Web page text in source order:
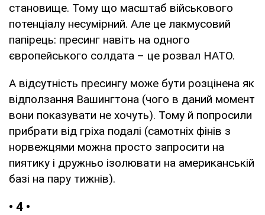
становище. Тому що масштаб військового
потенціалу несумірний. Але це лакмусовий
папірець: пресинг навіть на одного
європейського солдата – це розвал НАТО.
А відсутність пресингу може бути розцінена як
відползання Вашингтона (чого в даний момент
вони показувати не хочуть). Тому й попросили
прибрати від гріха подалі (самотніх фінів з
норвежцями можна просто запросити на
пиятику і дружньо ізолювати на американській
базі на пару тижнів).
• 4 •